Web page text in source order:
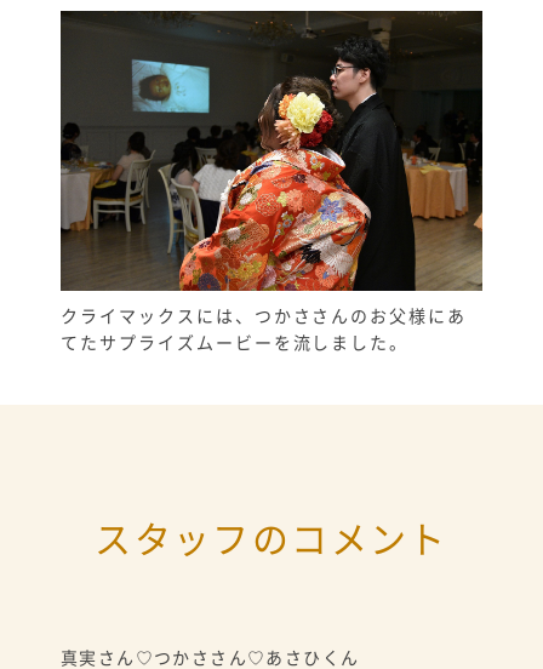
クライマックスには、つかささんのお父様にあ
てたサプライズムービーを流しました。
スタッフのコメント
真実さん♡つかささん♡あさひくん